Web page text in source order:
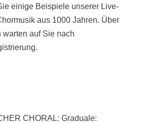
einige Beispiele unserer Live-
aus 1000 Jahren. Über
warten auf Sie nach
CHORAL: Graduale: